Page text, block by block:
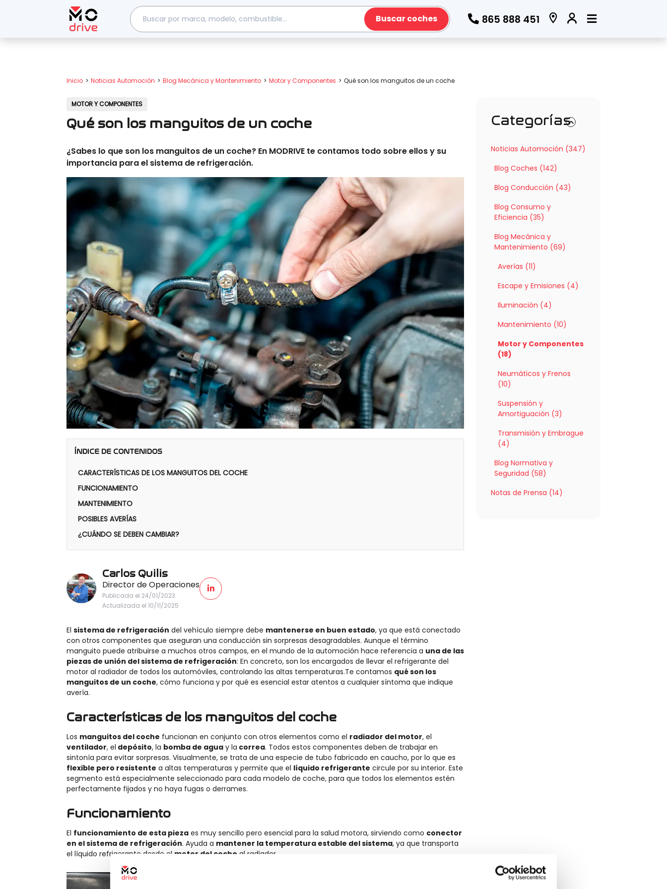
Buscar coches 865 888 451
Inicio Noticias Automoción Blog Mecánica y Mantenimiento Motor y Componentes Qué son los manguitos de un coche
MOTOR Y COMPONENTES
Qué son los manguitos de un coche
¿Sabes lo que son los manguitos de un coche? En MODRIVE te contamos todo sobre ellos y su
importancia para el sistema de refrigeración.
ÍNDICE DE CONTENIDOS
CARACTERÍSTICAS DE LOS MANGUITOS DEL COCHE
FUNCIONAMIENTO
MANTENIMIENTO
POSIBLES AVERÍAS
¿CUÁNDO SE DEBEN CAMBIAR?
Carlos Quilis
Director de Operaciones
Publicada el 24/01/2023
Actualizada el 10/11/2025
El sistema de refrigeración del vehículo siempre debe mantenerse en buen estado, ya que está conectado
con otros componentes que aseguran una conducción sin sorpresas desagradables. Aunque el término
manguito puede atribuirse a muchos otros campos, en el mundo de la automoción hace referencia a una de las
piezas de unión del sistema de refrigeración: En concreto, son los encargados de llevar el refrigerante del
motor al radiador de todos los automóviles, controlando las altas temperaturas.Te contamos qué son los
manguitos de un coche, cómo funciona y por qué es esencial estar atentos a cualquier síntoma que indique
avería.
Características de los manguitos del coche
Los manguitos del coche funcionan en conjunto con otros elementos como el radiador del motor, el
ventilador, el depósito, la bomba de agua y la correa. Todos estos componentes deben de trabajar en
sintonía para evitar sorpresas. Visualmente, se trata de una especie de tubo fabricado en caucho, por lo que es
flexible pero resistente a altas temperaturas y permite que el líquido refrigerante circule por su interior. Este
segmento está especialmente seleccionado para cada modelo de coche, para que todos los elementos estén
perfectamente fijados y no haya fugas o derrames.
Funcionamiento
El funcionamiento de esta pieza es muy sencillo pero esencial para la salud motora, sirviendo como conector
en el sistema de refrigeración. Ayuda a mantener la temperatura estable del sistema, ya que transporta
el líquido refrigerante desde el motor del coche al radiador.
Categorías
Noticias Automoción (347)
Blog Coches (142)
Blog Conducción (43)
Blog Consumo y
Eficiencia (35)
Blog Mecánica y
Mantenimiento (69)
Averías (11)
Escape y Emisiones (4)
Iluminación (4)
Mantenimiento (10)
Motor y Componentes
(18)
Neumáticos y Frenos
(10)
Suspensión y
Amortiguación (3)
Transmisión y Embrague
(4)
Blog Normativa y
Seguridad (58)
Notas de Prensa (14)